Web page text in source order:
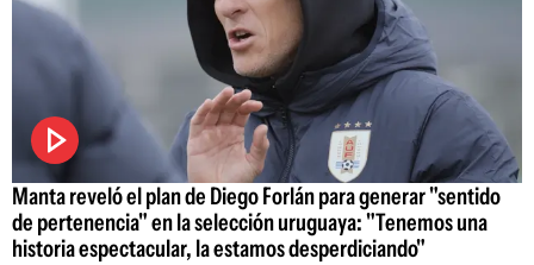
Manta reveló el plan de Diego Forlán para generar "sentido
de pertenencia" en la selección uruguaya: "Tenemos una
historia espectacular, la estamos desperdiciando"